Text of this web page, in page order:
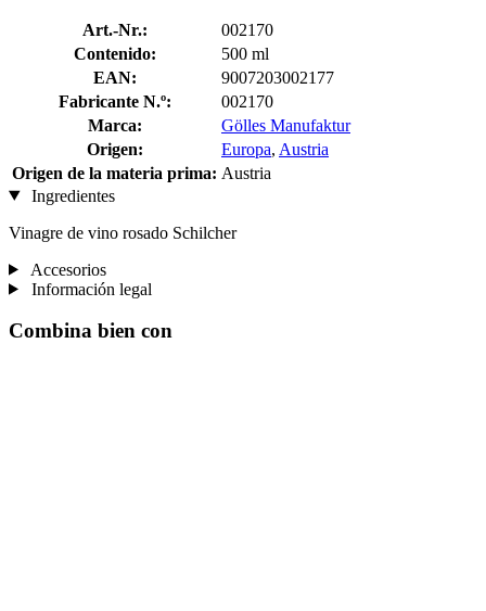
Art.-Nr.:
002170
Contenido:
500 ml
EAN:
9007203002177
Fabricante N.º:
002170
Marca:
Gölles Manufaktur
Origen:
Europa, Austria
Origen de la materia prima: Austria
Ingredientes
Vinagre de vino rosado Schilcher
Accesorios
Información legal
Combina bien con